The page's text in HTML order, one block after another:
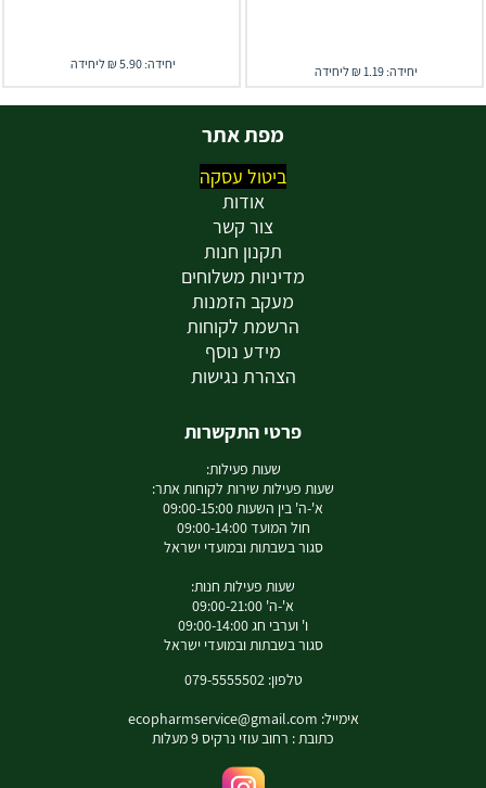
יחידה: 1.19 ₪ ליחידה יחידה: 5.90 ₪ ליחידה
מפת אתר
ביטול עסקה
אודות
צור קשר
תקנון חנות
מדיניות משלוחים
מעקב הזמנות
הרשמת לקוחות
מידע נוסף
הצהרת נגישות
פרטי התקשרות
שעות פעילות:
שעות פעילות שירות לקוחות אתר:
א'-ה' בין השעות 09:00-15:00
חול המועד 09:00-14:00
סגור בשבתות ובמועדי ישראל
שעות פעילות חנות:
א'-ה' 09:00-21:00
ו' וערבי חג 09:00-14:00
סגור בשבתות ובמועדי ישראל
טלפון: 079-5555502
אימייל: ecopharmservice@gmail.com
כתובת : רחוב עוזי נרקיס 9 מעלות